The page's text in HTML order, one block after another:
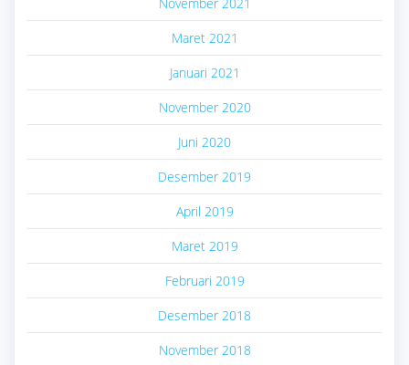
Maret 2021
Januari 2021
November 2020
Juni 2020
Desember 2019
April 2019
Maret 2019
Februari 2019
Desember 2018
November 2018